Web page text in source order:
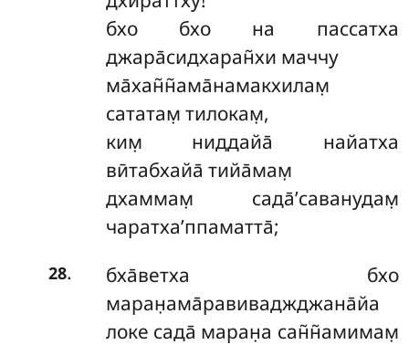
бхо бхо на пассатха
джара̄сидхаран̃хи маччу
ма̄хан̃н̃ама̄намакхилам̣
сататам̣ тилокам̣,
ким̣ ниддайа̄ найатха
вӣтабхайа̄ тийа̄мам̣
дхаммам̣ сада̄’саванудам̣
чаратха’ппаматта̄;
28.
бха̄ветха бхо
маран̣ама̄равиваджджана̄йа
локе сада̄ маран̣а сан̃н̃амимам̣